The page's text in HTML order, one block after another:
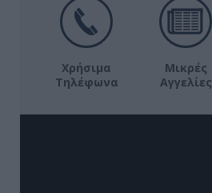
Χρήσιμα
Τηλέφωνα
Μικρές
Αγγελίες